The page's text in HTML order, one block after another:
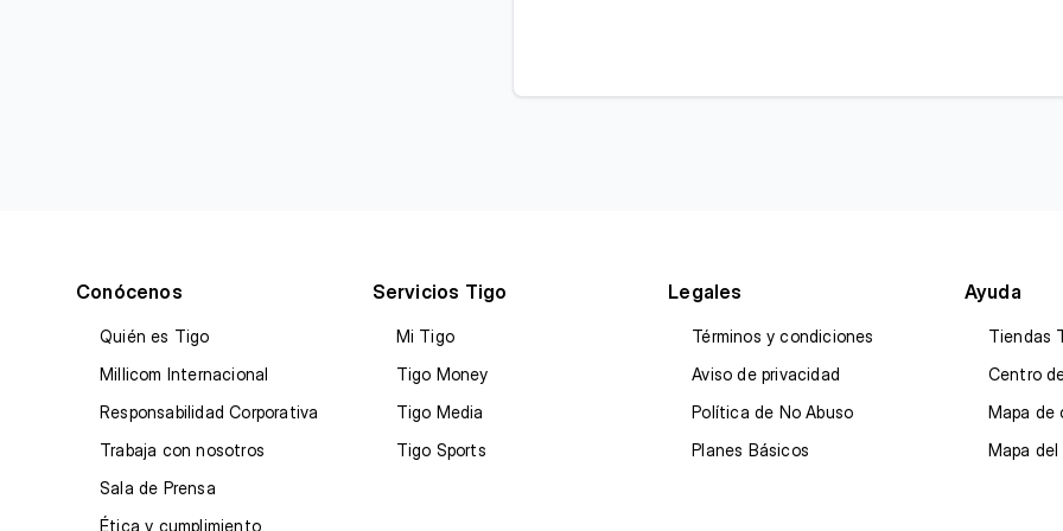
Conócenos
Quién es Tigo
Millicom Internacional
Responsabilidad Corporativa
Trabaja con nosotros
Sala de Prensa
Ética y cumplimiento
Servicios Tigo
Mi Tigo
Tigo Money
Tigo Media
Tigo Sports
Legales
Términos y condiciones
Aviso de privacidad
Política de No Abuso
Planes Básicos
Ayuda
Tiendas
Centro
Mapa de
Mapa